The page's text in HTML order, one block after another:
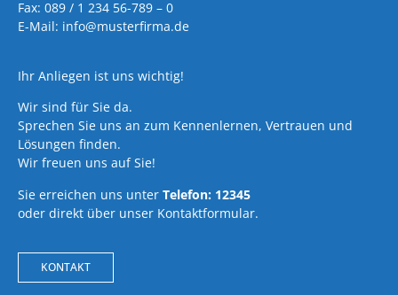
Fax: 089 / 1 234 56-789 – 0
E-Mail: info@musterfirma.de
Ihr Anliegen ist uns wichtig!
Wir sind für Sie da.
Sprechen Sie uns an zum Kennenlernen, Vertrauen und
Lösungen finden.
Wir freuen uns auf Sie!
Sie erreichen uns unter Telefon: 12345
oder direkt über unser Kontaktformular.
KONTAKT